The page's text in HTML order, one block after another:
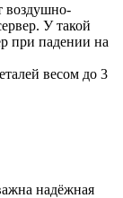
воздушно-
У такой
при падении на
весом до 3
надёжная